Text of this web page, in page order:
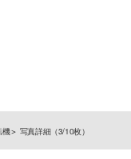
機 写真詳細（3/10枚）